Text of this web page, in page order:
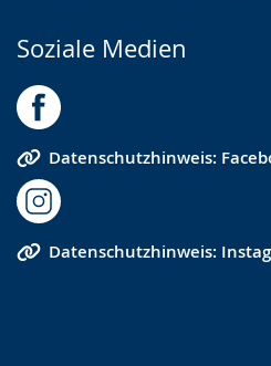
Soziale Medien
Datenschutzhinweis:
Datenschutzhinweis: